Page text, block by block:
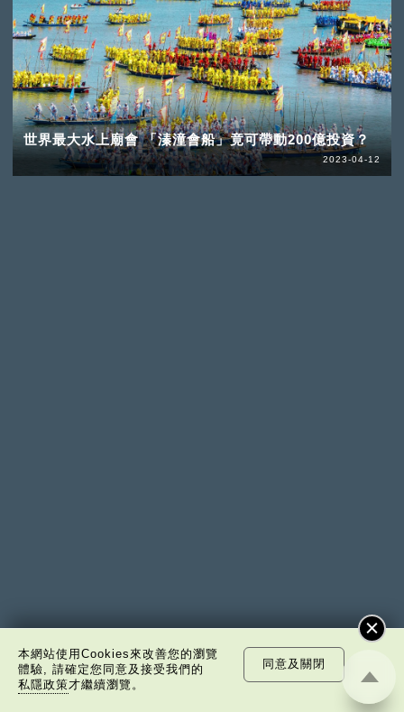
世界最大水上廟會 「溱潼會船」竟可帶動200億投資？
2023-04-12
本網站使用Cookies來改善您的瀏覽
體驗, 請確定您同意及接受我們的
私隱政策才繼續瀏覽。
同意及關閉